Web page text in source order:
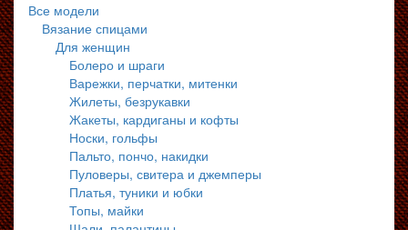
Все модели
Вязание спицами
Для женщин
Болеро и шраги
Варежки, перчатки, митенки
Жилеты, безрукавки
Жакеты, кардиганы и кофты
Носки, гольфы
Пальто, пончо, накидки
Пуловеры, свитера и джемперы
Платья, туники и юбки
Топы, майки